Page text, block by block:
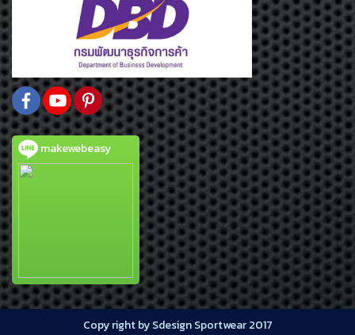
makewebeasy
Copy right by Sdesign Sportwear 2017